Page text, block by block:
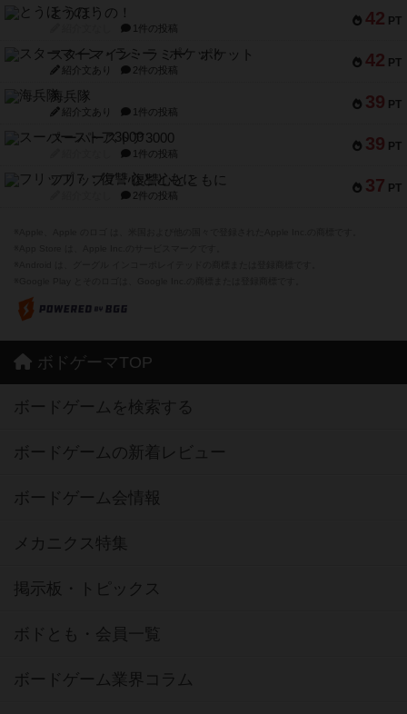
42 PT
とうほうの！
1件の投稿
42 PT
スターマイン・ラミー ポケット
紹介文あり 2件の投稿
39 PT
海兵隊
紹介文あり 1件の投稿
39 PT
スーパーストア3000
1件の投稿
37 PT
フリップ７：復讐心とともに
2件の投稿
ボドゲーマTOP
ボードゲームを検索する
ボードゲームの新着レビュー
ボードゲーム会情報
メカニクス特集
掲示板・トピックス
ボドとも・会員一覧
ボードゲーム業界コラム